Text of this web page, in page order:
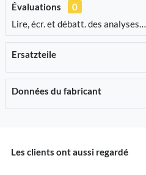
Évaluations
0
Lire, écr. et débatt. des analyses…
Ersatzteile
Données du fabricant
Les clients ont aussi regardé